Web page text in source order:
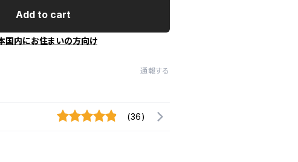
Add to cart
国内にお住まいの方向け
通報する
(36)